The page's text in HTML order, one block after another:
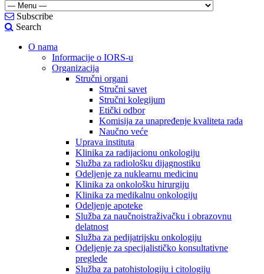
Subscribe
Search
O nama
Informacije o IORS-u
Organizacija
Stručni organi
Stručni savet
Stručni kolegijum
Etički odbor
Komisija za unapređenje kvaliteta rada
Naučno veće
Uprava instituta
Klinika za radijacionu onkologiju
Služba za radiološku dijagnostiku
Odeljenje za nuklearnu medicinu
Klinika za onkološku hirurgiju
Klinika za medikalnu onkologiju
Odeljenje apoteke
Služba za naučnoistraživačku i obrazovnu
delatnost
Služba za pedijatrijsku onkologiju
Odeljenje za specijalističko konsultativne
preglede
Služba za patohistologiju i citologiju